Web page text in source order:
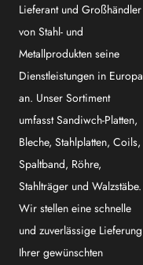
Lieferant und Großhändler
von Stahl- und
Metallprodukten seine
Dienstleistungen in Europa
an. Unser Sortiment
umfasst Sandiwch-Platten,
Bleche, Stahlplatten, Coils,
Spaltband, Röhre,
Stahlträger und Walzstäbe.
Wir stellen eine schnelle
und zuverlässige Lieferung
Ihrer gewünschten